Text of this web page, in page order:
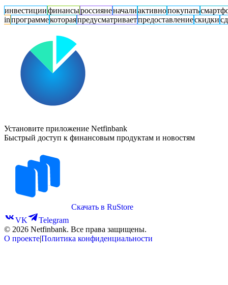
инвестициифинансыроссияненачалиактивнопокупать
inпрограммекотораяпредусматриваетпредоставлениескидки
Установите приложение Netfinbank
Быстрый доступ к финансовым продуктам и новостям
Скачать в RuStore
VK
Telegram
© 2026 Netfinbank. Все права защищены.
О проекте|Политика конфиденциальности